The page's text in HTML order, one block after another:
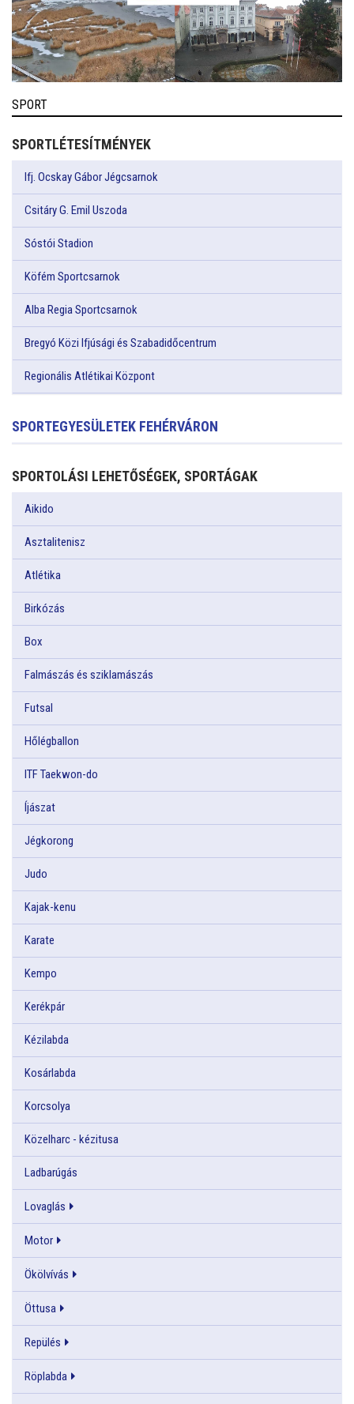
SPORT
SPORTLÉTESÍTMÉNYEK
Ifj. Ocskay Gábor Jégcsarnok
Csitáry G. Emil Uszoda
Sóstói Stadion
Köfém Sportcsarnok
Alba Regia Sportcsarnok
Bregyó Közi Ifjúsági és Szabadidőcentrum
Regionális Atlétikai Központ
SPORTEGYESÜLETEK FEHÉRVÁRON
SPORTOLÁSI LEHETŐSÉGEK, SPORTÁGAK
Aikido
Asztalitenisz
Atlétika
Birkózás
Box
Falmászás és sziklamászás
Futsal
Hőlégballon
ITF Taekwon-do
Íjászat
Jégkorong
Judo
Kajak-kenu
Karate
Kempo
Kerékpár
Kézilabda
Kosárlabda
Korcsolya
Közelharc - kézitusa
Ladbarúgás
Lovaglás
Motor
Ökölvívás
Öttusa
Repülés
Röplabda